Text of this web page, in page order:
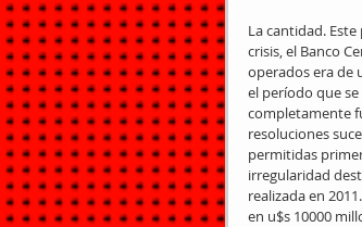
La cantidad.
crisis, el Banco
operados era de
el período que
completamente
resoluciones
permitidas
irregularidad
realizada en
en u$s 10000